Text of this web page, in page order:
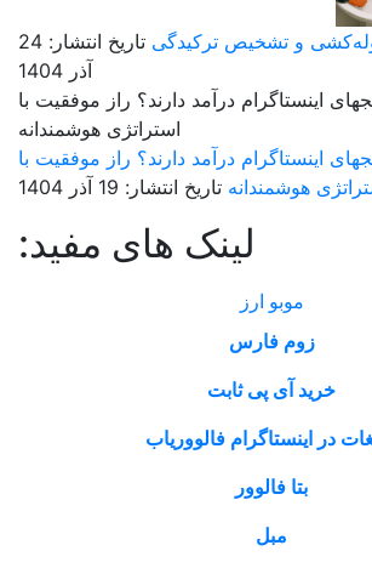
و تشخیص ترکیدگی
تاریخ انتشار: 24
اینستاگرام درآمد دارند؟ راز موفقیت با
هوشمندانه تاریخ انتشار: 19 آذر 1404
لینک های مفید:
موبو ارز
زوم فارس
خرید آی پی ثابت
در اینستاگرام فالووریاب
بتا فالوور